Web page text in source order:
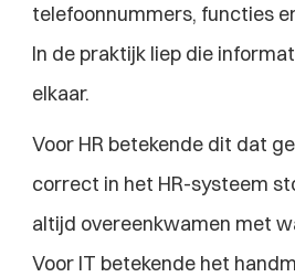
telefoonnummers, functies
In de praktijk liep die
elkaar.
Voor HR betekende dit dat
correct in het HR-systeem
altijd overeenkwamen met
Voor IT betekende het